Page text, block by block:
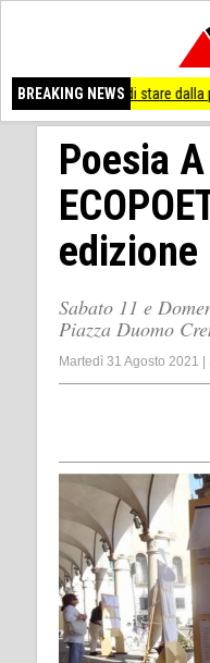
BREAKING NEWS
di stare dalla parte degli
Poesia
edizione
Sabato 11 e
Piazza Duomo
Martedì 31 Agosto 2021